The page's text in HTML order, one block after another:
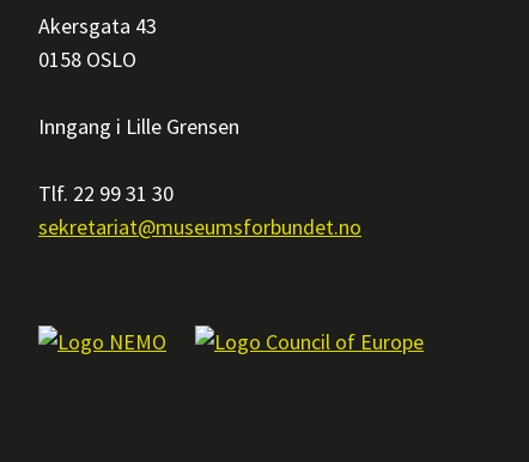
Akersgata 43
0158 OSLO
Inngang i Lille Grensen
Tlf. 22 99 31 30
sekretariat@museumsforbundet.no